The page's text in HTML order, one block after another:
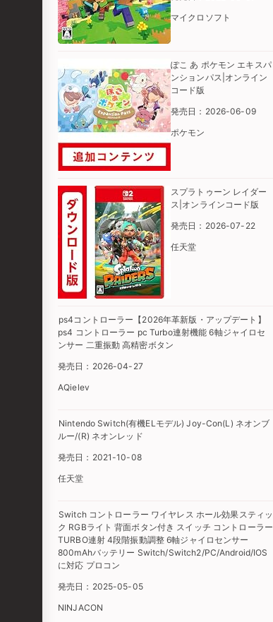
マイクロソフト
ぽこ あ ポケモン エキスパ
ンションパス|オンライン
コード版
発売日：2026-06-09
ポケモン
スプラトゥーン レイダー
ス|オンラインコード版
発売日：2026-07-22
任天堂
ps4コントローラー【2026年革新版・アップデート】
ps4 コントローラー pc Turbo連射機能 6軸ジャイロセ
ンサー 二重振動 高精密ボタン
発売日：2026-04-27
AQielev
Nintendo Switch(有機ELモデル) Joy-Con(L) ネオンブ
ルー/(R) ネオンレッド
発売日：2021-10-08
任天堂
Switch コントローラー ワイヤレス ホール効果スティッ
ク RGBライト 背面ボタン付き スイッチ コントローラー
TURBO連射 4段階振動調整 6軸ジャイロセンサー
800mAhバッテリー Switch/Switch2/PC/Android/IOS
に対応 プロコン
発売日：2025-05-05
NINJACON